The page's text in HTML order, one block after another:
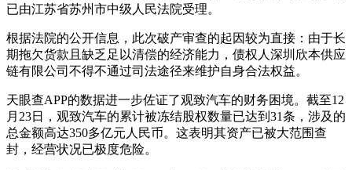
已由江苏省苏州市中级人民法院受理。
根据法院的公开信息，此次破产审查的起因较为直接：由于长
期拖欠货款且缺乏足以清偿的经济能力，债权人深圳欣本供应
链有限公司不得不通过司法途径来维护自身合法权益。
天眼查APP的数据进一步佐证了观致汽车的财务困境。截至12
月23日，观致汽车的累计被冻结股权数量已达到31条，涉及的
总金额高达350多亿元人民币。这表明其资产已被大范围查
封，经营状况已极度危险。